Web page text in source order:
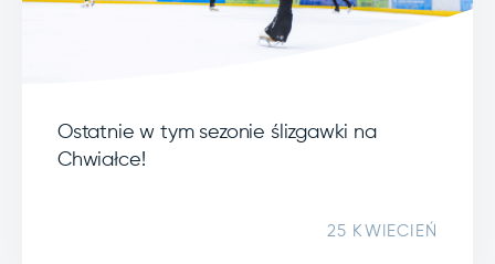
Ostatnie w tym sezonie ślizgawki na
Chwiałce!
25 KWIECIEŃ